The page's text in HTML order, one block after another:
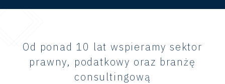
Od ponad 10 lat wspieramy sektor
prawny, podatkowy oraz branżę
consultingową